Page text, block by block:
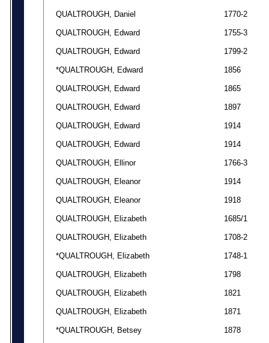
QUALTROUGH, Daniel 1770-2
QUALTROUGH, Edward 1755-3
QUALTROUGH, Edward 1799-2
*QUALTROUGH, Edward 1856
QUALTROUGH, Edward 1865
QUALTROUGH, Edward 1897
QUALTROUGH, Edward 1914
QUALTROUGH, Edward 1914
QUALTROUGH, Ellinor 1766-3
QUALTROUGH, Eleanor 1914
QUALTROUGH, Eleanor 1918
QUALTROUGH, Elizabeth 1685/1
QUALTROUGH, Elizabeth 1708-2
*QUALTROUGH, Elizabeth 1748-1
QUALTROUGH, Elizabeth 1798
QUALTROUGH, Elizabeth 1821
QUALTROUGH, Elizabeth 1871
*QUALTROUGH, Betsey 1878